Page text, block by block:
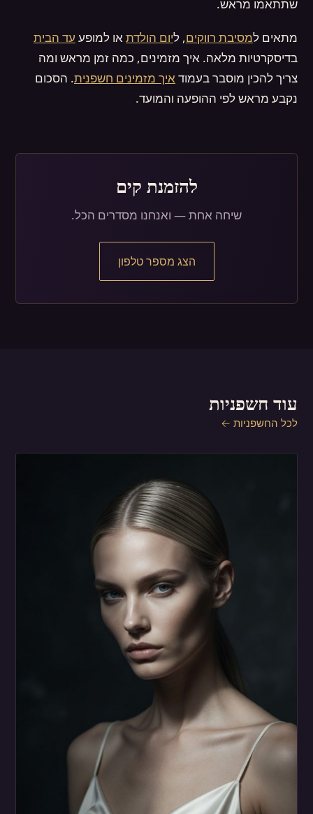
שתתאמו מראש.
מתאים למסיבת רווקים, ליום הולדת או למופע עד הבית
בדיסקרטיות מלאה. איך מזמינים, כמה זמן מראש ומה
צריך להכין מוסבר בעמוד איך מזמינים חשפנית. הסכום
נקבע מראש לפי ההופעה והמועד.
להזמנת קים
שיחה אחת — ואנחנו מסדרים הכל.
הצג מספר טלפון
עוד חשפניות
לכל החשפניות ←